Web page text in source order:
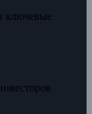
ключевые